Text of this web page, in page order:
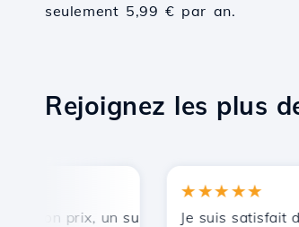
seulement 5,99 € par an.
Rejoignez les plus
prix, un support technique rapide et
★★★★★
Je suis satisfait des